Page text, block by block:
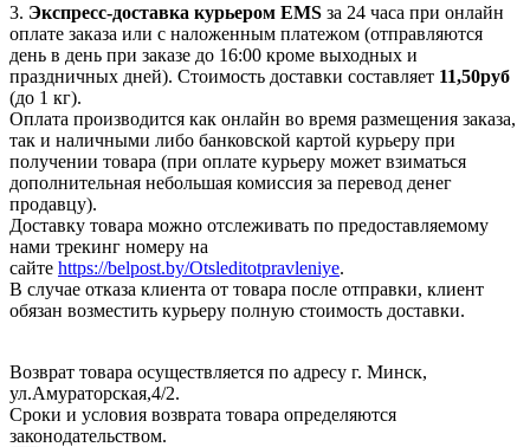
3. Экспресс-доставка курьером EMS за 24 часа при онлайн
оплате заказа или с наложенным платежом (отправляются
день в день при заказе до 16:00 кроме выходных и
праздничных дней). Стоимость доставки составляет 11,50руб
(до 1 кг).
Оплата производится как онлайн во время размещения заказа,
так и наличными либо банковской картой курьеру при
получении товара (при оплате курьеру может взиматься
дополнительная небольшая комиссия за перевод денег
продавцу).
Доставку товара можно отслеживать по предоставляемому
нами трекинг номеру на
сайте https://belpost.by/Otsleditotpravleniye.
В случае отказа клиента от товара после отправки, клиент
обязан возместить курьеру полную стоимость доставки.
Возврат товара осуществляется по адресу г. Минск,
ул.Амураторская,4/2.
Сроки и условия возврата товара определяются
законодательством.